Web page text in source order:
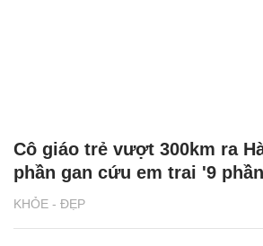
KHỎE - ĐẸP
Cô giáo trẻ vượt 300km ra
phần gan cứu em trai '9